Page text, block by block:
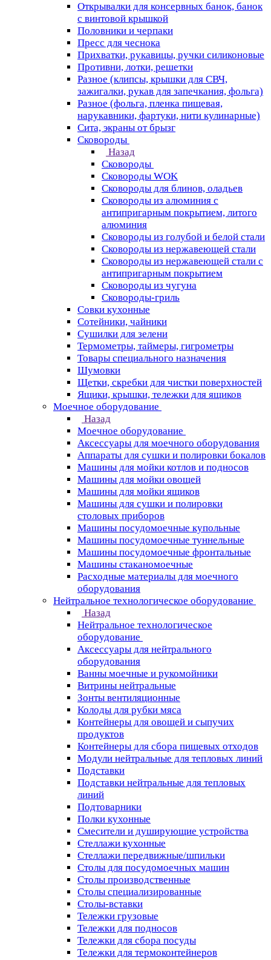
Открывалки для консервных банок, банок
с винтовой крышкой
Половники и черпаки
Пресс для чеснока
Прихватки, рукавицы, ручки силиконовые
Противни, лотки, решетки
Разное (клипсы, крышки для СВЧ,
зажигалки, рукав для запечкания, фольга)
Разное (фольга, пленка пищевая,
нарукавники, фартуки, нити кулинарные)
Сита, экраны от брызг
Сковороды
Назад
Сковороды
Сковороды WOK
Сковороды для блинов, оладьев
Сковороды из алюминия с
антипригарным покрытием, литого
алюминия
Сковороды из голубой и белой стали
Сковороды из нержавеющей стали
Сковороды из нержавеющей стали с
антипригарным покрытием
Сковороды из чугуна
Сковороды-гриль
Совки кухонные
Сотейники, чайники
Сушилки для зелени
Термометры, таймеры, гигрометры
Товары специального назначения
Шумовки
Щетки, скребки для чистки поверхностей
Ящики, крышки, тележки для ящиков
Моечное оборудование
Назад
Моечное оборудование
Аксессуары для моечного оборудования
Аппараты для сушки и полировки бокалов
Машины для мойки котлов и подносов
Машины для мойки овощей
Машины для мойки ящиков
Машины для сушки и полировки
столовых приборов
Машины посудомоечные купольные
Машины посудомоечные туннельные
Машины посудомоечные фронтальные
Машины стаканомоечные
Расходные материалы для моечного
оборудования
Нейтральное технологическое оборудование
Назад
Нейтральное технологическое
оборудование
Аксессуары для нейтрального
оборудования
Ванны моечные и рукомойники
Витрины нейтральные
Зонты вентиляционные
Колоды для рубки мяса
Контейнеры для овощей и сыпучих
продуктов
Контейнеры для сбора пищевых отходов
Модули нейтральные для тепловых линий
Подставки
Подставки нейтральные для тепловых
линий
Подтоварники
Полки кухонные
Смесители и душирующие устройства
Стеллажи кухонные
Стеллажи передвижные/шпильки
Столы для посудомоечных машин
Столы производственные
Столы специализированные
Столы-вставки
Тележки грузовые
Тележки для подносов
Тележки для сбора посуды
Тележки для термоконтейнеров